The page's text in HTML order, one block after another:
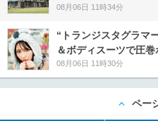
08月06日 11時34分
“トランジスタグラマ
＆ボディスーツで圧
08月06日 11時30分
ペー